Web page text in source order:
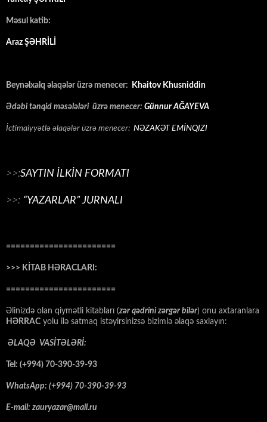
Məsul katib:
Araz ŞƏHRİLİ
Beynəlxalq əlaqələr üzrə menecer: Khaitov Khusniddin
Ədəbi tənqid məsələləri üzrə menecer: Günnur AĞAYEVA
İctimaiyyətlə əlaqələr üzrə menecer: NƏZAKƏT EMİNQIZI
>>:SAYTIN İLKİN FORMATI
>>: “YAZARLAR” JURNALI
=======================
>>> KİTAB HƏRACLARI:
=======================
Əlinizdə olan qiymətli kitabları (zər qədrini zərgər bilər) onu axtaranlara
HƏRRAC yolu ilə satmaq istəyirsinizsə bizimlə əlaqə saxlayın:
ƏLAQƏ VASİTƏLƏRİ:
Tel: (+994) 70-390-39-93
WhatsApp: (+994) 70-390-39-93
E-mail: zauryazar@mail.ru